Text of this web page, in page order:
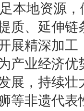
本地资源
质、延伸链
展精深加工
产业经济优
展，持续壮
等非遗代表